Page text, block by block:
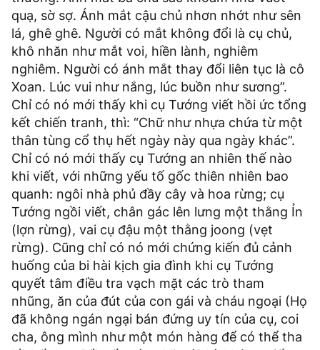
quạ, sờ sợ. Ánh mắt cậu chủ nhơn nhớt như sên
lá, ghê ghê. Người có mắt không đổi là cụ chủ,
khô nhăn như mắt voi, hiền lành, nghiêm
nghiêm. Người có ánh mắt thay đổi liên tục là cô
Xoan. Lúc vui như nắng, lúc buồn như sương”.
Chỉ có nó mới thấy khi cụ Tướng viết hồi ức tổng
kết chiến tranh, thì: “Chữ như nhựa chứa từ một
thân tùng cổ thụ hết ngày này qua ngày khác”.
Chỉ có nó mới thấy cụ Tướng an nhiên thế nào
khi viết, với những yếu tố gốc thiên nhiên bao
quanh: ngôi nhà phủ đầy cây và hoa rừng; cụ
Tướng ngồi viết, chân gác lên lưng một thằng Ỉn
(lợn rừng), vai cụ đậu một thằng joong (vẹt
rừng). Cũng chỉ có nó mới chứng kiến đủ cảnh
huống của bi hài kịch gia đình khi cụ Tướng
quyết tâm điều tra vạch mặt các trò tham
nhũng, ăn của đút của con gái và cháu ngoại (Họ
đã không ngán ngại bán đứng uy tín của cụ, coi
cha, ông mình như một món hàng để có thể tha